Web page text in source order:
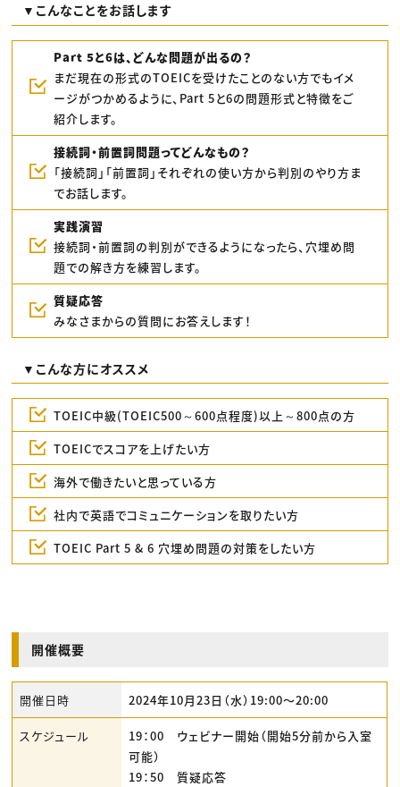
▼こんなことをお話します
Part 5と6は、どんな問題が出るの？
まだ現在の形式のTOEICを受けたことのない方でもイメ
ージがつかめるように、Part 5と6の問題形式と特徴をご
紹介します。
接続詞・前置詞問題ってどんなもの？
「接続詞」「前置詞」それぞれの使い方から判別のやり方ま
でお話します。
実践演習
接続詞・前置詞の判別ができるようになったら、穴埋め問
題での解き方を練習します。
質疑応答
みなさまからの質問にお答えします！
▼こんな方にオススメ
TOEIC中級(TOEIC500～600点程度)以上～800点の方
TOEICでスコアを上げたい方
海外で働きたいと思っている方
社内で英語でコミュニケーションを取りたい方
TOEIC Part 5 & 6 穴埋め問題の対策をしたい方
開催概要
開催日時 2024年10月23日（水）19:00〜20:00
スケジュール
19：00 ウェビナー開始（開始5分前から入室
可能）
19：50 質疑応答